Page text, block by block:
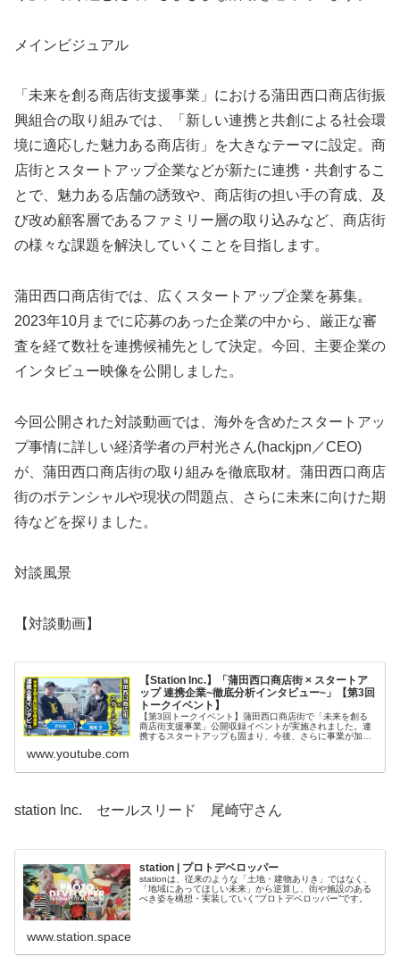
メインビジュアル
「未来を創る商店街支援事業」における蒲田西口商店街振
興組合の取り組みでは、「新しい連携と共創による社会環
境に適応した魅力ある商店街」を大きなテーマに設定。商
店街とスタートアップ企業などが新たに連携・共創するこ
とで、魅力ある店舗の誘致や、商店街の担い手の育成、及
び改め顧客層であるファミリー層の取り込みなど、商店街
の様々な課題を解決していくことを目指します。
蒲田西口商店街では、広くスタートアップ企業を募集。
2023年10月までに応募のあった企業の中から、厳正な審
査を経て数社を連携候補先として決定。今回、主要企業の
インタビュー映像を公開しました。
今回公開された対談動画では、海外を含めたスタートアッ
プ事情に詳しい経済学者の戸村光さん(hackjpn／CEO)
が、蒲田西口商店街の取り組みを徹底取材。蒲田西口商店
街のポテンシャルや現状の問題点、さらに未来に向けた期
待などを探りました。
対談風景
【対談動画】
【Station Inc.】「蒲田西口商店街 × スタートア
ップ 連携企業~徹底分析インタビュー~」【第3回
トークイベント】
【第3回トークイベント】蒲田西口商店街で「未来を創る
商店街支援事業」公開収録イベントが実施されました。連
携するスタートアップも固まり、今後、さらに事業が加速
www.youtube.com
station Inc. セールスリード 尾崎守さん
station | プロトデベロッパー
stationは、従来のような「土地・建物ありき」ではなく、
「地域にあってほしい未来」から逆算し、街や施設のある
べき姿を構想・実装していく“プロトデベロッパー”です。
www.station.space